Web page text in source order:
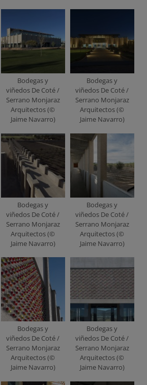
Bodegas y
viñedos De Coté /
Serrano Monjaraz
Arquitectos (©
Jaime Navarro)
Bodegas y
viñedos De Coté /
Serrano Monjaraz
Arquitectos (©
Jaime Navarro)
Bodegas y
viñedos De Coté /
Serrano Monjaraz
Arquitectos (©
Jaime Navarro)
Bodegas y
viñedos De Coté /
Serrano Monjaraz
Arquitectos (©
Jaime Navarro)
Bodegas y
viñedos De Coté /
Serrano Monjaraz
Arquitectos (©
Jaime Navarro)
Bodegas y
viñedos De Coté /
Serrano Monjaraz
Arquitectos (©
Jaime Navarro)